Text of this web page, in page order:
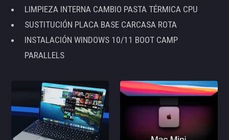
LIMPIEZA INTERNA CAMBIO PASTA TÉRMICA CPU
SUSTITUCIÓN PLACA BASE CARCASA ROTA
INSTALACIÓN WINDOWS 10/11 BOOT CAMP
PARALLELS